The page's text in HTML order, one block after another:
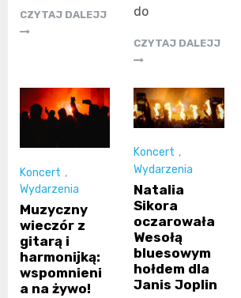
CZYTAJ DALEJJ
do
CZYTAJ DALEJJ
Koncert ,
Wydarzenia
Muzyczny
wieczór z
gitarą i
harmonijką:
wspomnieni
a na żywo!
Koncert ,
Wydarzenia
Natalia
Sikora
oczarowała
Wesołą
bluesowym
hołdem dla
Janis Joplin